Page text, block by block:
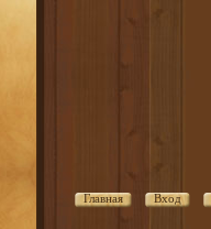
Главная Вход